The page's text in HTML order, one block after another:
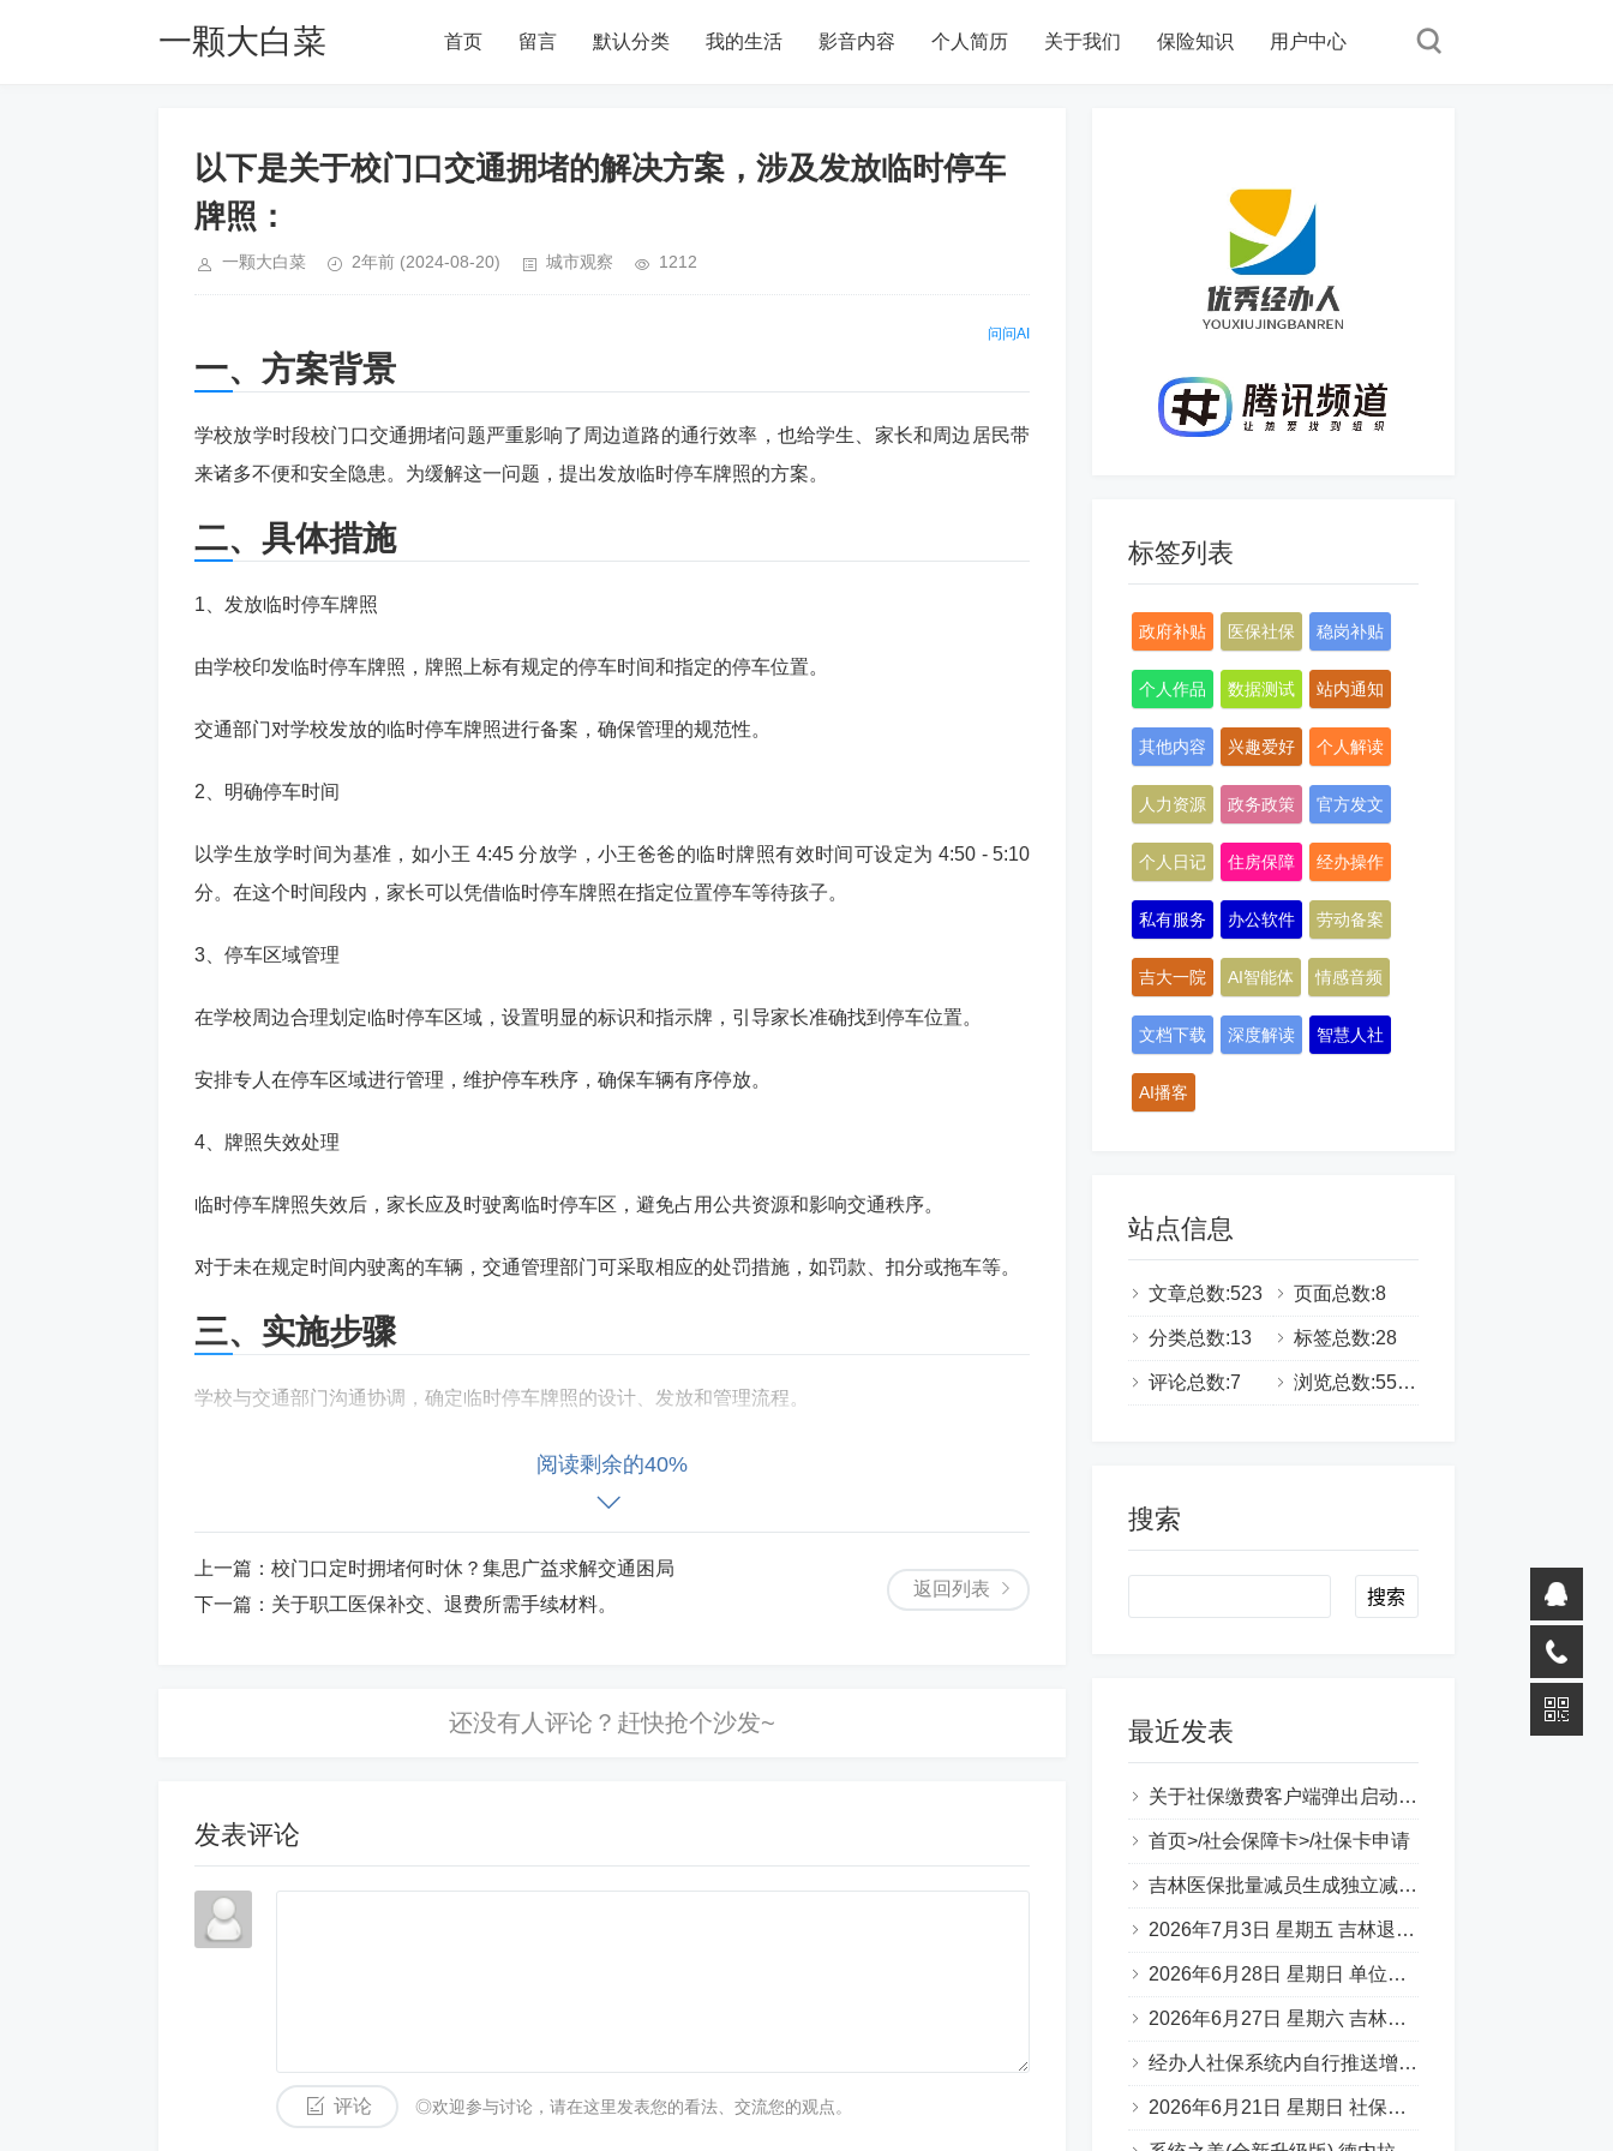
一颗大白菜 首页 留言 默认分类 我的生活 影音内容 个人简历 关于我们 保险知识 用户中心
以下是关于校门口交通拥堵的解决方案，涉及发放临时停车
牌照：
一颗大白菜 2年前 (2024-08-20) 城市观察 1212
问问AI
一、方案背景
学校放学时段校门口交通拥堵问题严重影响了周边道路的通行效率，也给学生、家长和周边居民带
来诸多不便和安全隐患。为缓解这一问题，提出发放临时停车牌照的方案。
二、具体措施
1、发放临时停车牌照
由学校印发临时停车牌照，牌照上标有规定的停车时间和指定的停车位置。
交通部门对学校发放的临时停车牌照进行备案，确保管理的规范性。
2、明确停车时间
以学生放学时间为基准，如小王 4:45 分放学，小王爸爸的临时牌照有效时间可设定为 4:50 - 5:10
分。在这个时间段内，家长可以凭借临时停车牌照在指定位置停车等待孩子。
3、停车区域管理
在学校周边合理划定临时停车区域，设置明显的标识和指示牌，引导家长准确找到停车位置。
安排专人在停车区域进行管理，维护停车秩序，确保车辆有序停放。
4、牌照失效处理
临时停车牌照失效后，家长应及时驶离临时停车区，避免占用公共资源和影响交通秩序。
对于未在规定时间内驶离的车辆，交通管理部门可采取相应的处罚措施，如罚款、扣分或拖车等。
三、实施步骤
学校与交通部门沟通协调，确定临时停车牌照的设计、发放和管理流程。
学校向家长宣传临时停车牌照的使用方法和注意事项，提高家长的知晓度和配合度。
开始发放临时停车牌照，并在放学时段进行试运行，根据实际情况进行调整和完善。
免责声明
如果您对本文有异议，请先阅读本站《
阅读剩余的40%
返回列表
上一篇： 校门口定时拥堵何时休？集思广益求解交通困局
下一篇： 关于职工医保补交、退费所需手续材料。
发表评论
评论 ◎欢迎参与讨论，请在这里发表您的看法、交流您的观点。
标签列表
政府补贴 医保社保 稳岗补贴
个人作品 数据测试 站内通知
其他内容 兴趣爱好 个人解读
人力资源 政务政策 官方发文
个人日记 住房保障 经办操作
私有服务 办公软件 劳动备案
吉大一院 AI智能体 情感音频
文档下载 深度解读 智慧人社
AI播客
站点信息
文章总数:523 页面总数:8
分类总数:13 标签总数:28
评论总数:7 浏览总数:555334
搜索
Search
最近发表
关于社保缴费客户端弹出启动错误提示（0xc000007b）
首页>/社会保障卡>/社保卡申请
吉林医保批量减员生成独立减员表图片
2026年7月3日 星期五 吉林退休一件事 材料说明 （转载）
2026年6月28日 星期日 单位缴费基数申报承诺书
2026年6月27日 星期六 吉林省50岁退休，啥条件？
经办人社保系统内自行推送增减员步骤
2026年6月21日 星期日 社保补缴 官方口述：